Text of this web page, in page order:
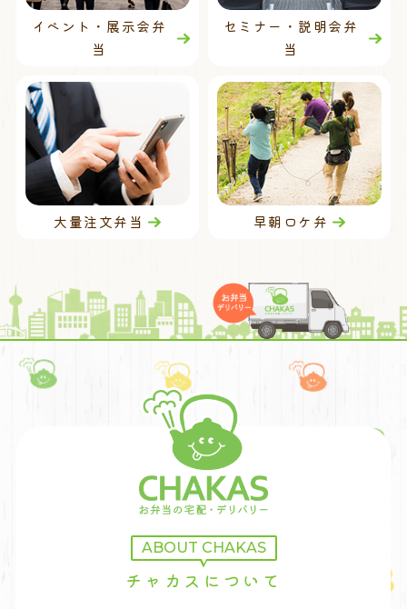
イベント・展示会弁
当
セミナー・説明会弁
当
大量注文弁当 早朝ロケ弁
ABOUT CHAKAS
チャカスについて